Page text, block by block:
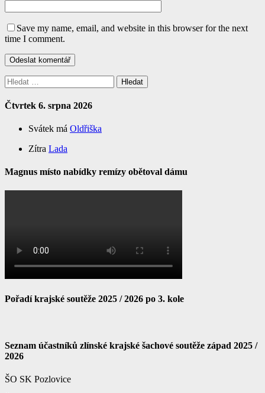
Save my name, email, and website in this browser for the next
time I comment.
Vyhledávání
Čtvrtek 6. srpna 2026
Svátek má Oldřiška
Zítra Lada
Magnus místo nabídky remízy obětoval dámu
Pořadí krajské soutěže 2025 / 2026 po 3. kole
Seznam účastníků zlínské krajské šachové soutěže západ 2025 /
2026
ŠO SK Pozlovice